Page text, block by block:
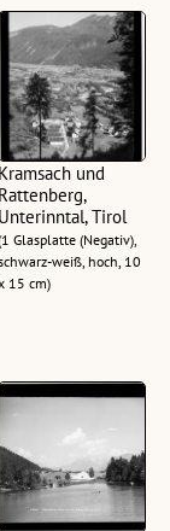
Kramsach und
Rattenberg,
Unterinntal, Tirol
Glasplatte (Negativ),
weiß, hoch, 10
15 cm)